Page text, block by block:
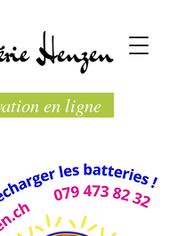
en ligne